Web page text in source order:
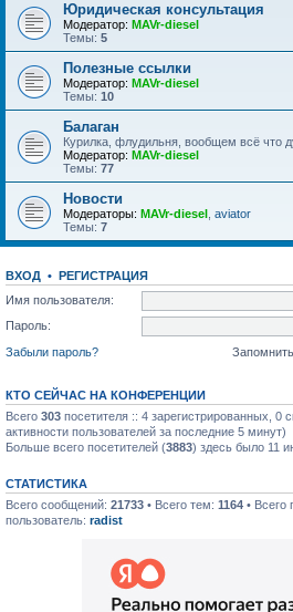
Юридическая консультация
Модератор: MAVr-diesel
Темы: 5
Полезные ссылки
Модератор: MAVr-diesel
Темы: 10
Балаган
Курилка, флудильня, вообщем всё что
Модератор: MAVr-diesel
Темы: 77
Новости
Модераторы: MAVr-diesel aviator
Темы: 7
ВХОД • РЕГИСТРАЦИЯ
Имя пользователя:
Пароль:
Забыли пароль?
КТО СЕЙЧАС НА КОНФЕРЕНЦИИ
Всего 303 посетителя :: 4 зарегистрированных, 0
активности пользователей за последние 5 минут)
Больше всего посетителей (3883) здесь было 11
СТАТИСТИКА
Всего сообщений: 21733 • Всего тем: 1164 • Всего
пользователь: radist